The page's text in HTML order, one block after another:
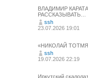
ВЛАДИМИР
РАССКАЗЫВАТЬ…
ssh
23.07.2026 19:01
«НИКОЛАЙ
ssh
19.07.2026 22:19
Иркутский